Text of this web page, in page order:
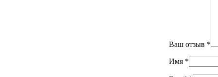
Ваш отзыв *
Имя *